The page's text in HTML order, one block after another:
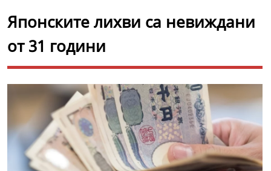
Японските лихви са невиждани
от 31 години